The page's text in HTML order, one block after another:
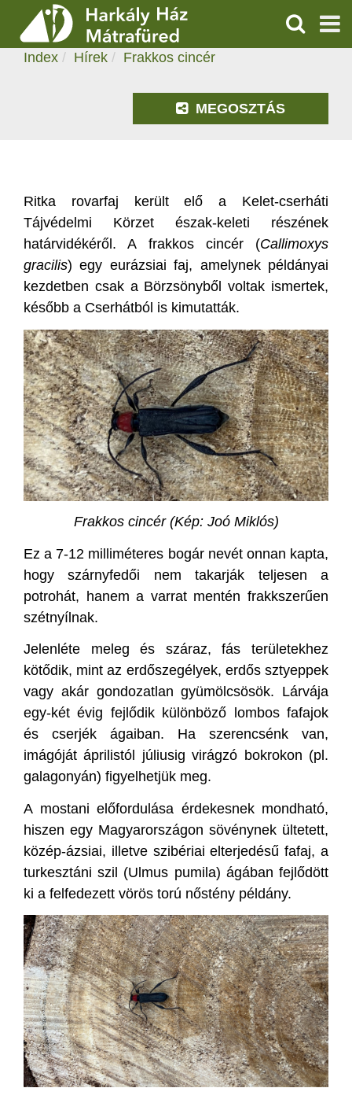
ÁRAK, NYITVATARTÁS
KERESÉS
FRAKKOS CINCÉR
2026.02.16. 12:49
Index Hírek Frakkos cincér
MEGOSZTÁS
Ritka rovarfaj került elő a Kelet-cserháti
Tájvédelmi Körzet észak-keleti részének
határvidékéről. A frakkos cincér (Callimoxys
gracilis) egy eurázsiai faj, amelynek példányai
kezdetben csak a Börzsönyből voltak ismertek,
később a Cserhátból is kimutatták.
Frakkos cincér (Kép: Joó Miklós)
Ez a 7-12 milliméteres bogár nevét onnan kapta,
hogy szárnyfedői nem takarják teljesen a
potrohát, hanem a varrat mentén frakkszerűen
szétnyílnak.
Jelenléte meleg és száraz, fás területekhez
kötődik, mint az erdőszegélyek, erdős sztyeppek
vagy akár gondozatlan gyümölcsösök. Lárvája
egy-két évig fejlődik különböző lombos fafajok
és cserjék ágaiban. Ha szerencsénk van,
imágóját áprilistól júliusig virágzó bokrokon (pl.
galagonyán) figyelhetjük meg.
A mostani előfordulása érdekesnek mondható,
hiszen egy Magyarországon sövénynek ültetett,
közép-ázsiai, illetve szibériai elterjedésű fafaj, a
turkesztáni szil (Ulmus pumila) ágában fejlődött
ki a felfedezett vörös torú nőstény példány.